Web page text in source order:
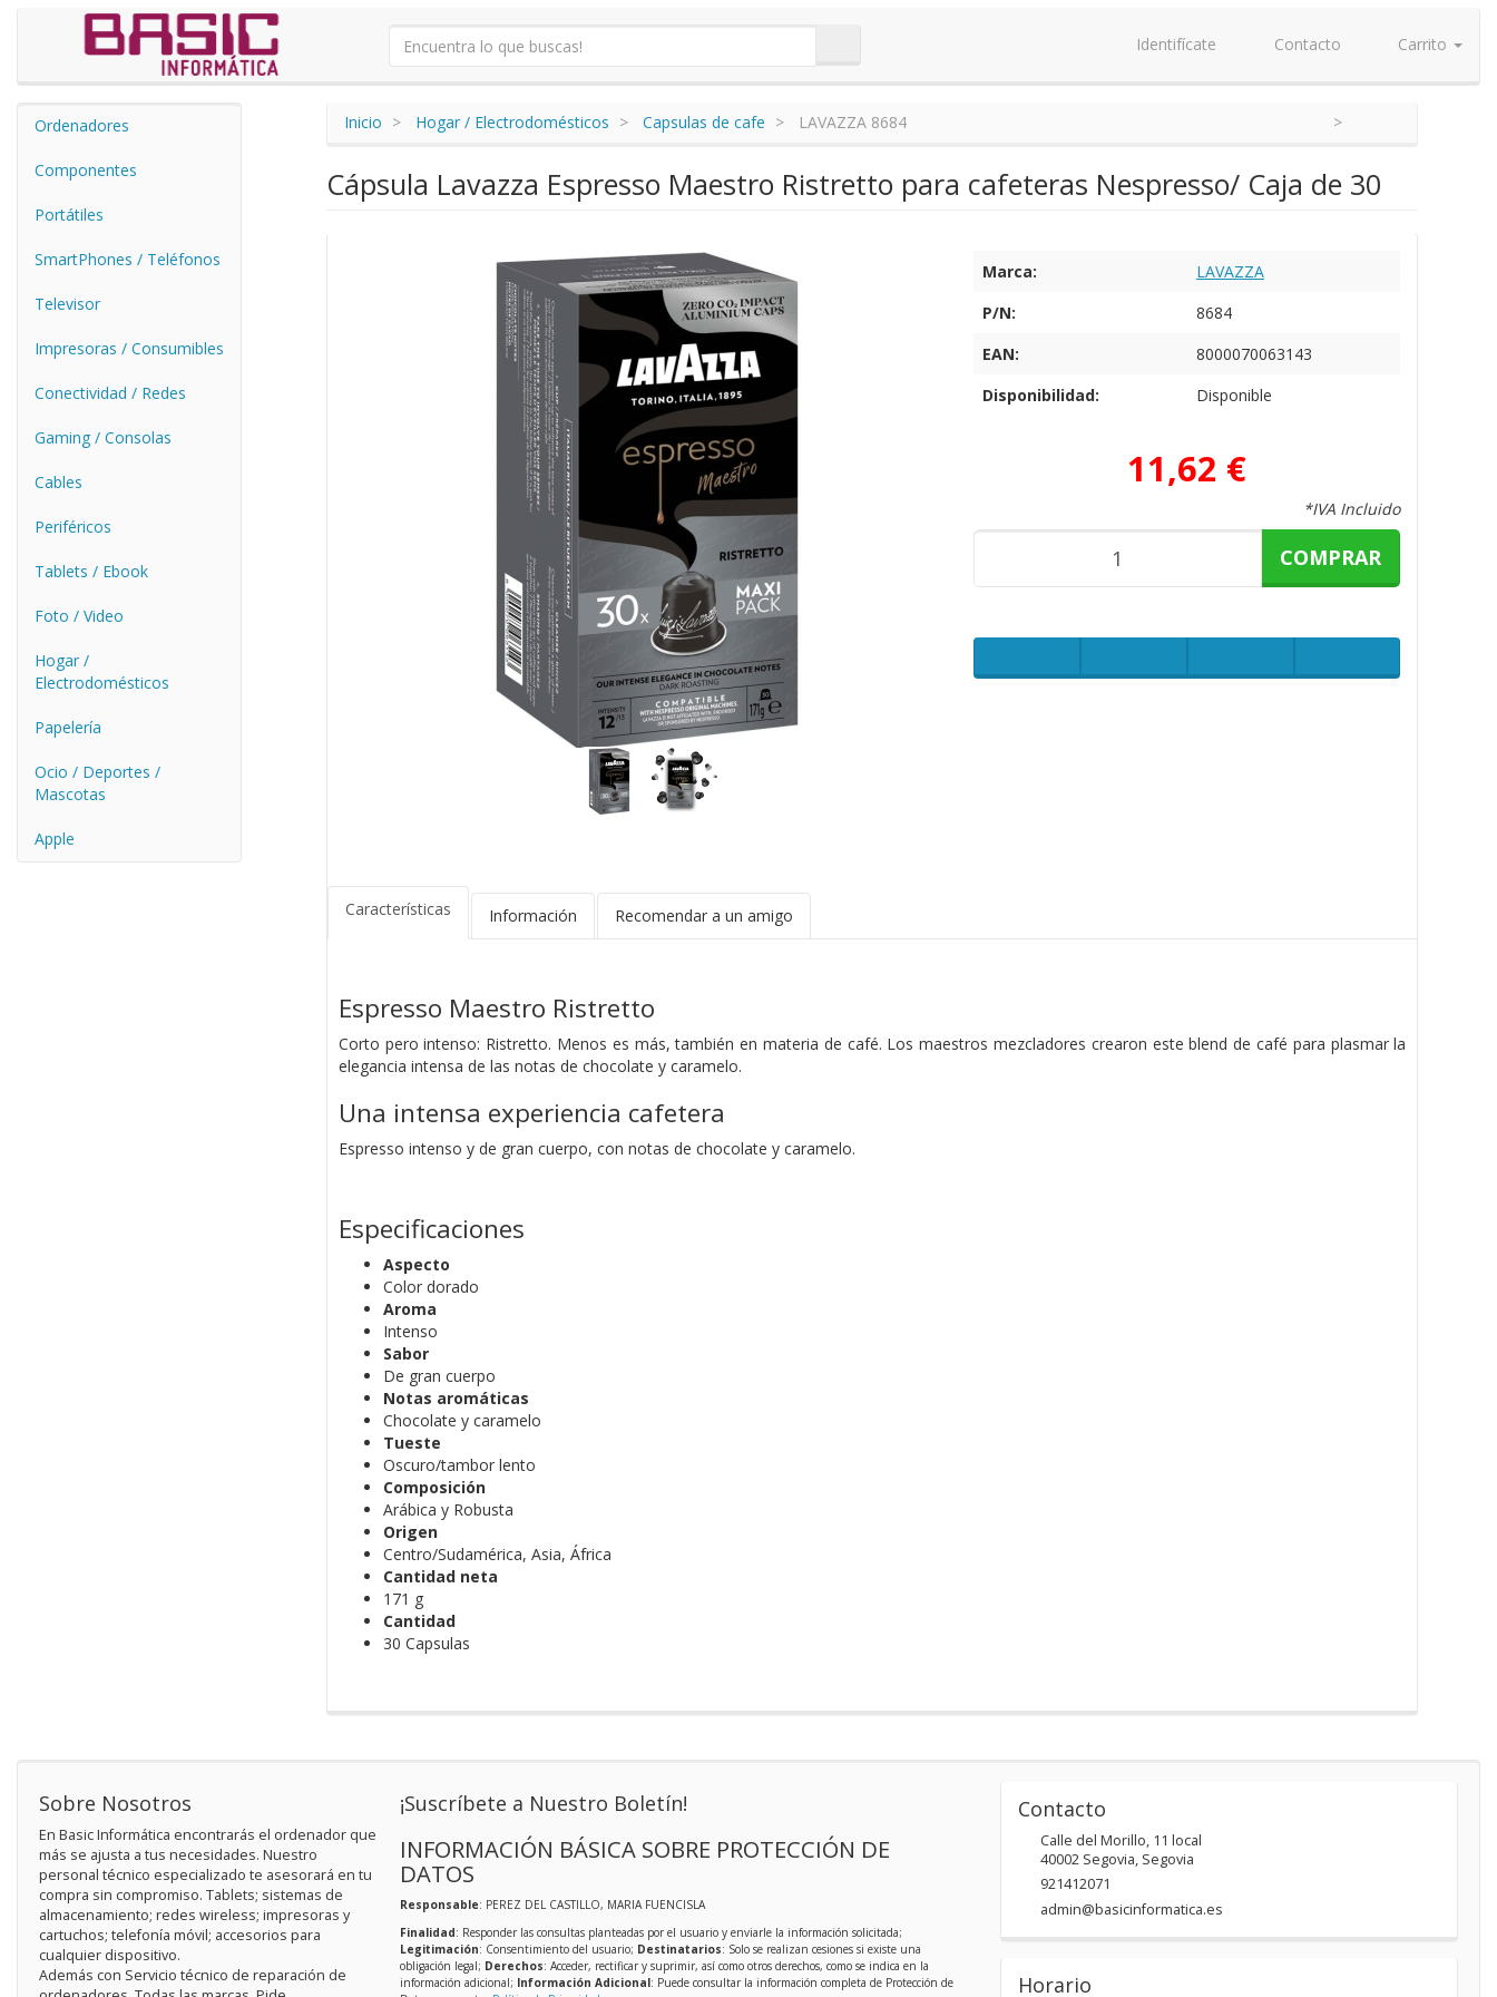
Identifícate Contacto Carrito
Ordenadores
Componentes
Portátiles
SmartPhones / Teléfonos
Televisor
Impresoras / Consumibles
Conectividad / Redes
Gaming / Consolas
Cables
Periféricos
Tablets / Ebook
Foto / Video
Hogar /
Electrodomésticos
Papelería
Ocio / Deportes /
Mascotas
Apple
Inicio Hogar / Electrodomésticos Capsulas de cafe LAVAZZA 8684
Cápsula Lavazza Espresso Maestro Ristretto para cafeteras Nespresso/ Caja de 30
Marca:
LAVAZZA
P/N:
8684
EAN:
8000070063143
Disponibilidad:
Disponible
11,62 €
*IVA Incluido
COMPRAR
Características Información Recomendar a un amigo
Espresso Maestro Ristretto
Corto pero intenso: Ristretto. Menos es más, también en materia de café. Los maestros mezcladores crearon este blend de café para plasmar la
elegancia intensa de las notas de chocolate y caramelo.
Una intensa experiencia cafetera
Espresso intenso y de gran cuerpo, con notas de chocolate y caramelo.
Especificaciones
Aspecto
Color dorado
Aroma
Intenso
Sabor
De gran cuerpo
Notas aromáticas
Chocolate y caramelo
Tueste
Oscuro/tambor lento
Composición
Arábica y Robusta
Origen
Centro/Sudamérica, Asia, África
Cantidad neta
171 g
Cantidad
30 Capsulas
Sobre Nosotros
En Basic Informática encontrarás el ordenador que
más se ajusta a tus necesidades. Nuestro
personal técnico especializado te asesorará en tu
compra sin compromiso. Tablets; sistemas de
almacenamiento; redes wireless; impresoras y
cartuchos; telefonía móvil; accesorios para
cualquier dispositivo.
Además con Servicio técnico de reparación de
¡Suscríbete a Nuestro Boletín!
INFORMACIÓN BÁSICA SOBRE PROTECCIÓN DE
DATOS
Responsable: PEREZ DEL CASTILLO, MARIA FUENCISLA
Finalidad: Responder las consultas planteadas por el usuario y enviarle la información solicitada;
Legitimación: Consentimiento del usuario; Destinatarios: Solo se realizan cesiones si existe una
obligación legal; Derechos: Acceder, rectificar y suprimir, así como otros derechos, como se indica en la
información adicional; Información Adicional: Puede consultar la información completa de Protección de
Contacto
Calle del Morillo, 11 local
40002 Segovia, Segovia
921412071
admin@basicinformatica.es
Horario